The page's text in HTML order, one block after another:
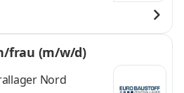
frau (m/w/d)
Nord